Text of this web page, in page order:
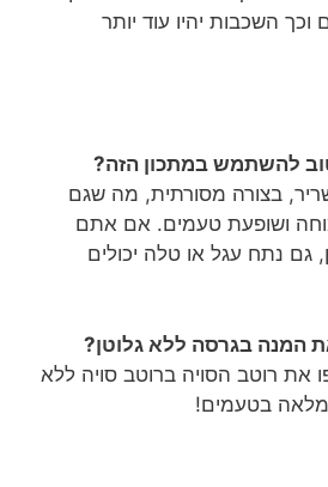
וכך השכבות יהיו עוד יותר
להשתמש במתכון הזה?
בצורה מסורתית, מה שגם
ושופעת טעמים. אם אתם
גם נתח עגל או טלה יכולים
המנה בגרסה ללא גלוטן?
את רוטב הסויה ברוטב סויה ללא
מלאה בטעמים!